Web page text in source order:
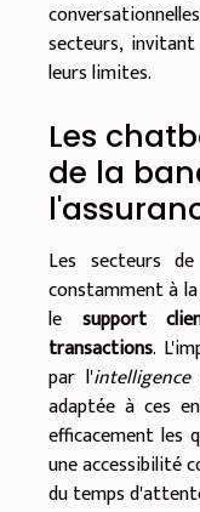
secteurs,
leurs limites.
Les
de la
Les secteurs
constamment à
le support
transactions.
par l'
adaptée à ces
efficacement les
une accessibilité
du temps